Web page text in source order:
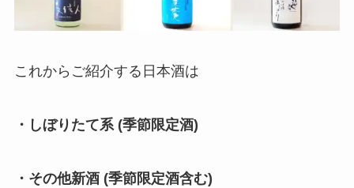
これからご紹介する日本酒は
・しぼりたて系 (季節限定酒)
・その他新酒 (季節限定酒含む)